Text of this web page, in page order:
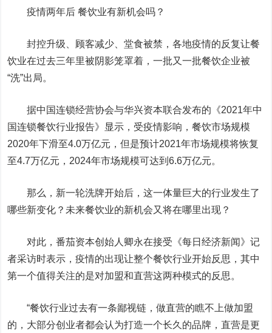
疫情两年后 餐饮业有新机会吗？
封控升级、顾客减少、堂食被禁，各地疫情的反复让餐
饮业在过去三年里被阴影笼罩着，一批又一批餐饮企业被
“洗”出局。
据中国连锁经营协会与华兴资本联合发布的《2021年中
国连锁餐饮行业报告》显示，受疫情影响，餐饮市场规模
2020年下滑至4.0万亿元，但是预计2021年市场规模将恢复
至4.7万亿元，2024年市场规模可达到6.6万亿元。
那么，新一轮洗牌开始后，这一体量巨大的行业发生了
哪些新变化？未来餐饮业的新机会又将在哪里出现？
对此，番茄资本创始人卿永在接受《每日经济新闻》记
者采访时表示，疫情的出现让整个餐饮行业开始反思，其中
第一个值得关注的是对加盟和直营这两种模式的反思。
“餐饮行业过去有一条鄙视链，做直营的瞧不上做加盟
的，大部分创业者都会认为打造一个长久的品牌，直营是更